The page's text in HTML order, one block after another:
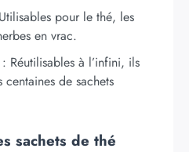
pour le thé, les
en vrac.
: Réutilisables à l’infini, ils
centaines de sachets
sachets de thé